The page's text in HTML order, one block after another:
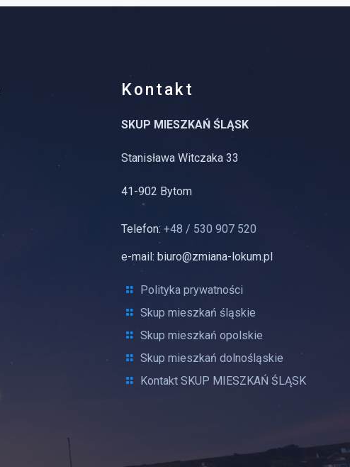
Kontakt
SKUP MIESZKAŃ ŚLĄSK
Stanisława Witczaka 33
41-902 Bytom
Telefon:+48 / 530 907 520
e-mail: biuro@zmiana-lokum.pl
Polityka prywatności
Skup mieszkań śląskie
Skup mieszkań opolskie
Skup mieszkań dolnośląskie
Kontakt SKUP MIESZKAŃ ŚLĄSK